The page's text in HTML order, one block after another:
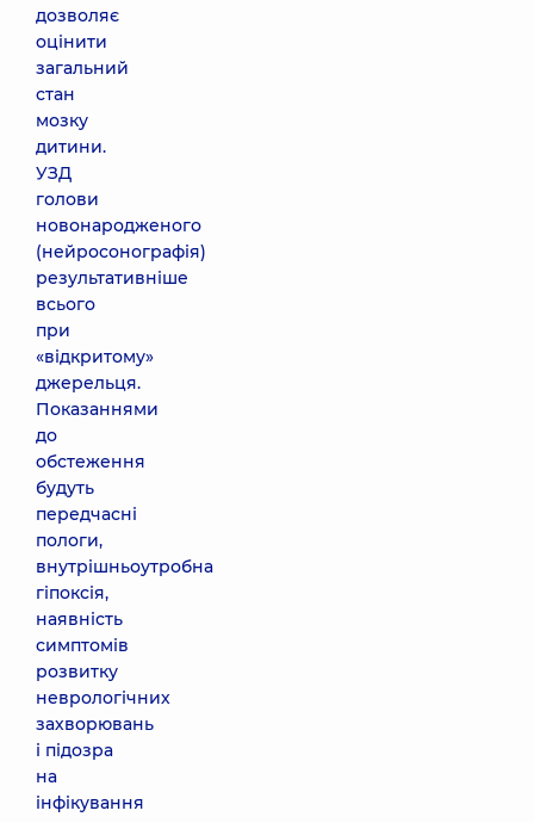
дозволяє
оцінити
загальний
стан
мозку
дитини.
УЗД
голови
новонародженого
(нейросонографія)
результативніше
всього
при
«відкритому»
джерельця.
Показаннями
до
обстеження
будуть
передчасні
пологи,
внутрішньоутробна
гіпоксія,
наявність
симптомів
розвитку
неврологічних
захворювань
і підозра
на
інфікування